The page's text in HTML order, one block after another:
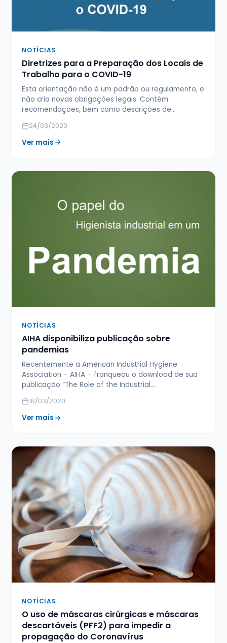
NOTÍCIAS
Diretrizes para a Preparação dos Locais de
Trabalho para o COVID-19
Esta orientação não é um padrão ou regulamento, e
não cria novas obrigações legais. Contém
recomendações, bem como descrições de…
24/03/2020
Ver mais
NOTÍCIAS
AIHA disponibiliza publicação sobre
pandemias
Recentemente a American Industrial Hygiene
Association – AIHA – franqueou o download de sua
publicação “The Role of the Industrial…
18/03/2020
Ver mais
NOTÍCIAS
O uso de máscaras cirúrgicas e máscaras
descartáveis (PFF2) para impedir a
propagação do Coronavírus